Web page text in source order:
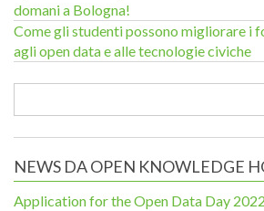
domani a Bologna!
Come gli studenti possono migliorare i
agli open data e alle tecnologie civiche
NEWS DA OPEN KNOWLEDGE
Application for the Open Data Day